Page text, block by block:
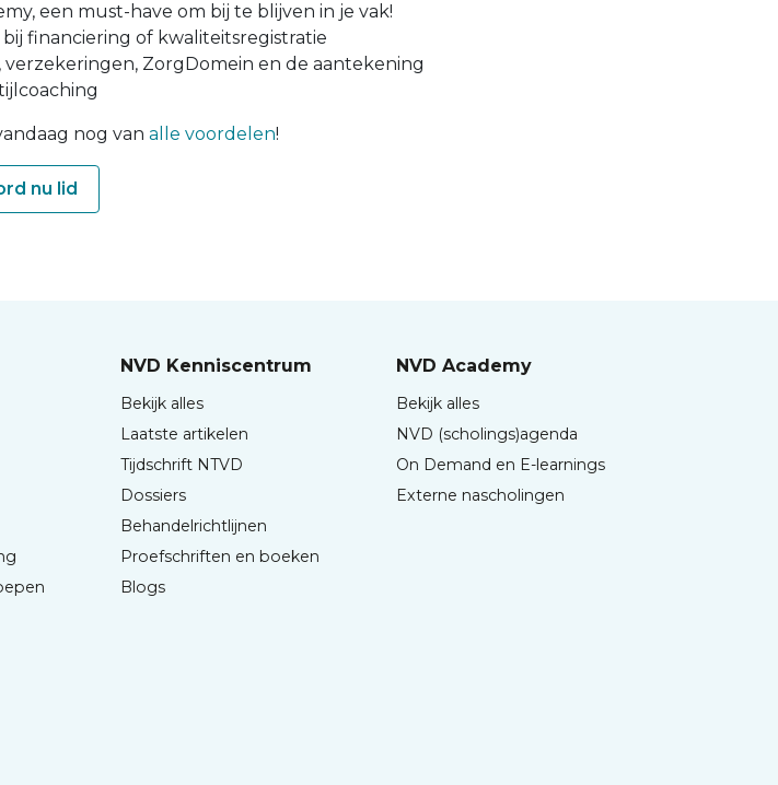
een must-have om bij te blijven in je vak!
financiering of kwaliteitsregistratie
ZorgDomein en de aantekening
nog van alle voordelen!
nu lid
NVD Kenniscentrum
Bekijk alles
Laatste artikelen
Tijdschrift NTVD
Dossiers
Behandelrichtlijnen
Proefschriften en boeken
Blogs
NVD Academy
Bekijk alles
NVD (scholings)agenda
On Demand en E-learnings
Externe nascholingen